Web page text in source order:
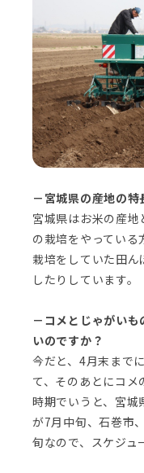
－宮城県の産地の特
宮城県はお米の産
の栽培をやっている
栽培をしていた田
したりしています。
－コメとじゃがい
いのですか？
今だと、4月末まで
て、そのあとにコ
時期でいうと、宮城
が7月中旬、石巻市
旬なので、スケジュ